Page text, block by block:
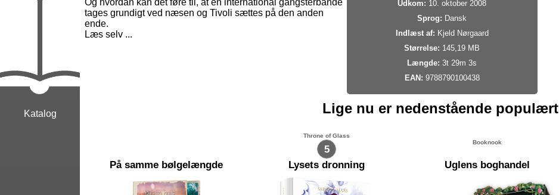
Katalog
Udkom: 10. oktober 2008
Sprog: Dansk
Indlæst af: Kjeld Nørgaard
Størrelse: 145,19 MB
Længde: 3t 29m 3s
EAN: 9788790100438
tages grundigt ved næsen og Tivoli sættes på den anden
ende.
Læs selv ...
Lige nu er nedenstående populært
På samme bølgelængde
5
Throne of Glass
Lysets dronning
Booknook
Uglens boghandel